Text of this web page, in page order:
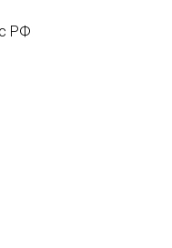
РФ